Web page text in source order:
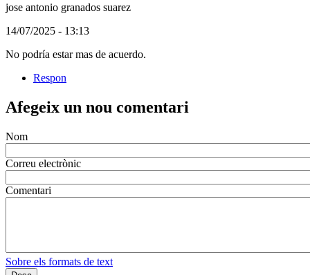
jose antonio granados suarez
(Usuari
registrat)
14/07/2025 - 13:13
No podría estar mas de acuerdo.
Respon
Afegeix un nou comentari
Nom
Correu electrònic
Comentari
Sobre els formats de text